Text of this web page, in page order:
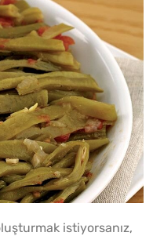
istiyorsanız,